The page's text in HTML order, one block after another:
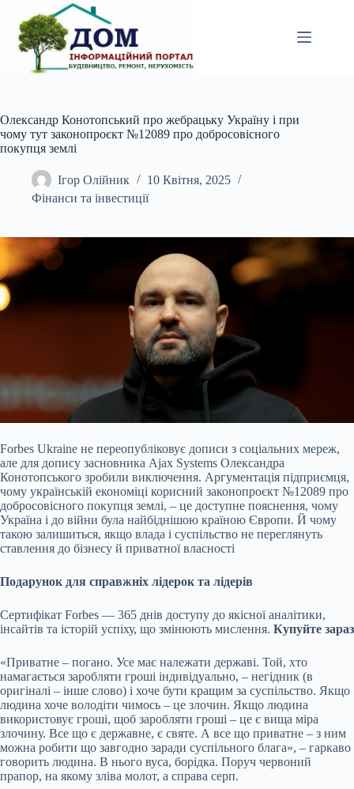
вмісту
Олександр Конотопський про жебрацьку Україну і при
чому тут законопроєкт №12089 про добросовісного
покупця землі
Ігор Олійник
10 Квітня, 2025
Фінанси та інвестиції
Forbes Ukraine не переопубліковує дописи з соціальних мереж,
але для допису засновника Ajax Systems Олександра
Конотопського зробили виключення. Аргументація підприємця,
чому українській економіці корисний законопроєкт №12089 про
добросовісного покупця землі, – це доступне пояснення, чому
Україна і до війни була найбіднішою країною Європи. Й чому
такою залишиться, якщо влада і суспільство не переглянуть
ставлення до бізнесу й приватної власності
Подарунок для справжніх лідерок та лідерів
Сертифікат Forbes — 365 днів доступу до якісної аналітики,
інсайтів та історій успіху, що змінюють мислення. Купуйте зараз
«Приватне – погано. Усе має належати державі. Той, хто
намагається заробляти гроші індивідуально, – негідник (в
оригіналі – інше слово) і хоче бути кращим за суспільство. Якщо
людина хоче володіти чимось – це злочин. Якщо людина
використовує гроші, щоб заробляти гроші – це є вища міра
злочину. Все що є державне, є святе. А все що приватне – з ним
можна робити що завгодно заради суспільного блага», – гаркаво
говорить людина. В нього вуса, борідка. Поруч червоний
прапор, на якому зліва молот, а справа серп.